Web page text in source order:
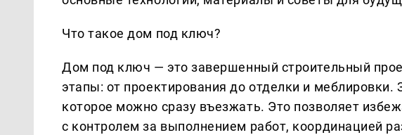
Что такое дом под ключ?
Дом под ключ — это завершенный строительный
этапы: от проектирования до отделки и меблировки.
которое можно сразу въезжать. Это позволяет
с контролем за выполнением работ, координацией